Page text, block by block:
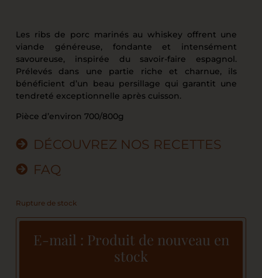
Les ribs de porc marinés au whiskey offrent une
viande généreuse, fondante et intensément
savoureuse, inspirée du savoir-faire espagnol.
Prélevés dans une partie riche et charnue, ils
bénéficient d’un beau persillage qui garantit une
tendreté exceptionnelle après cuisson.
Pièce d’environ 700/800g
DÉCOUVREZ NOS RECETTES
FAQ
Rupture de stock
E-mail : Produit de nouveau en
stock